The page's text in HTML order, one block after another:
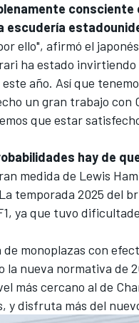
escudería
ello", afirmó el
ha estado invirtiendo
año. Así que
un gran trabajo
que estar
hay de
medida de Lewis
temporada 2025 del
ya que tuvo
de monoplazas con
la nueva normativa de
más cercano al de
y disfruta más del